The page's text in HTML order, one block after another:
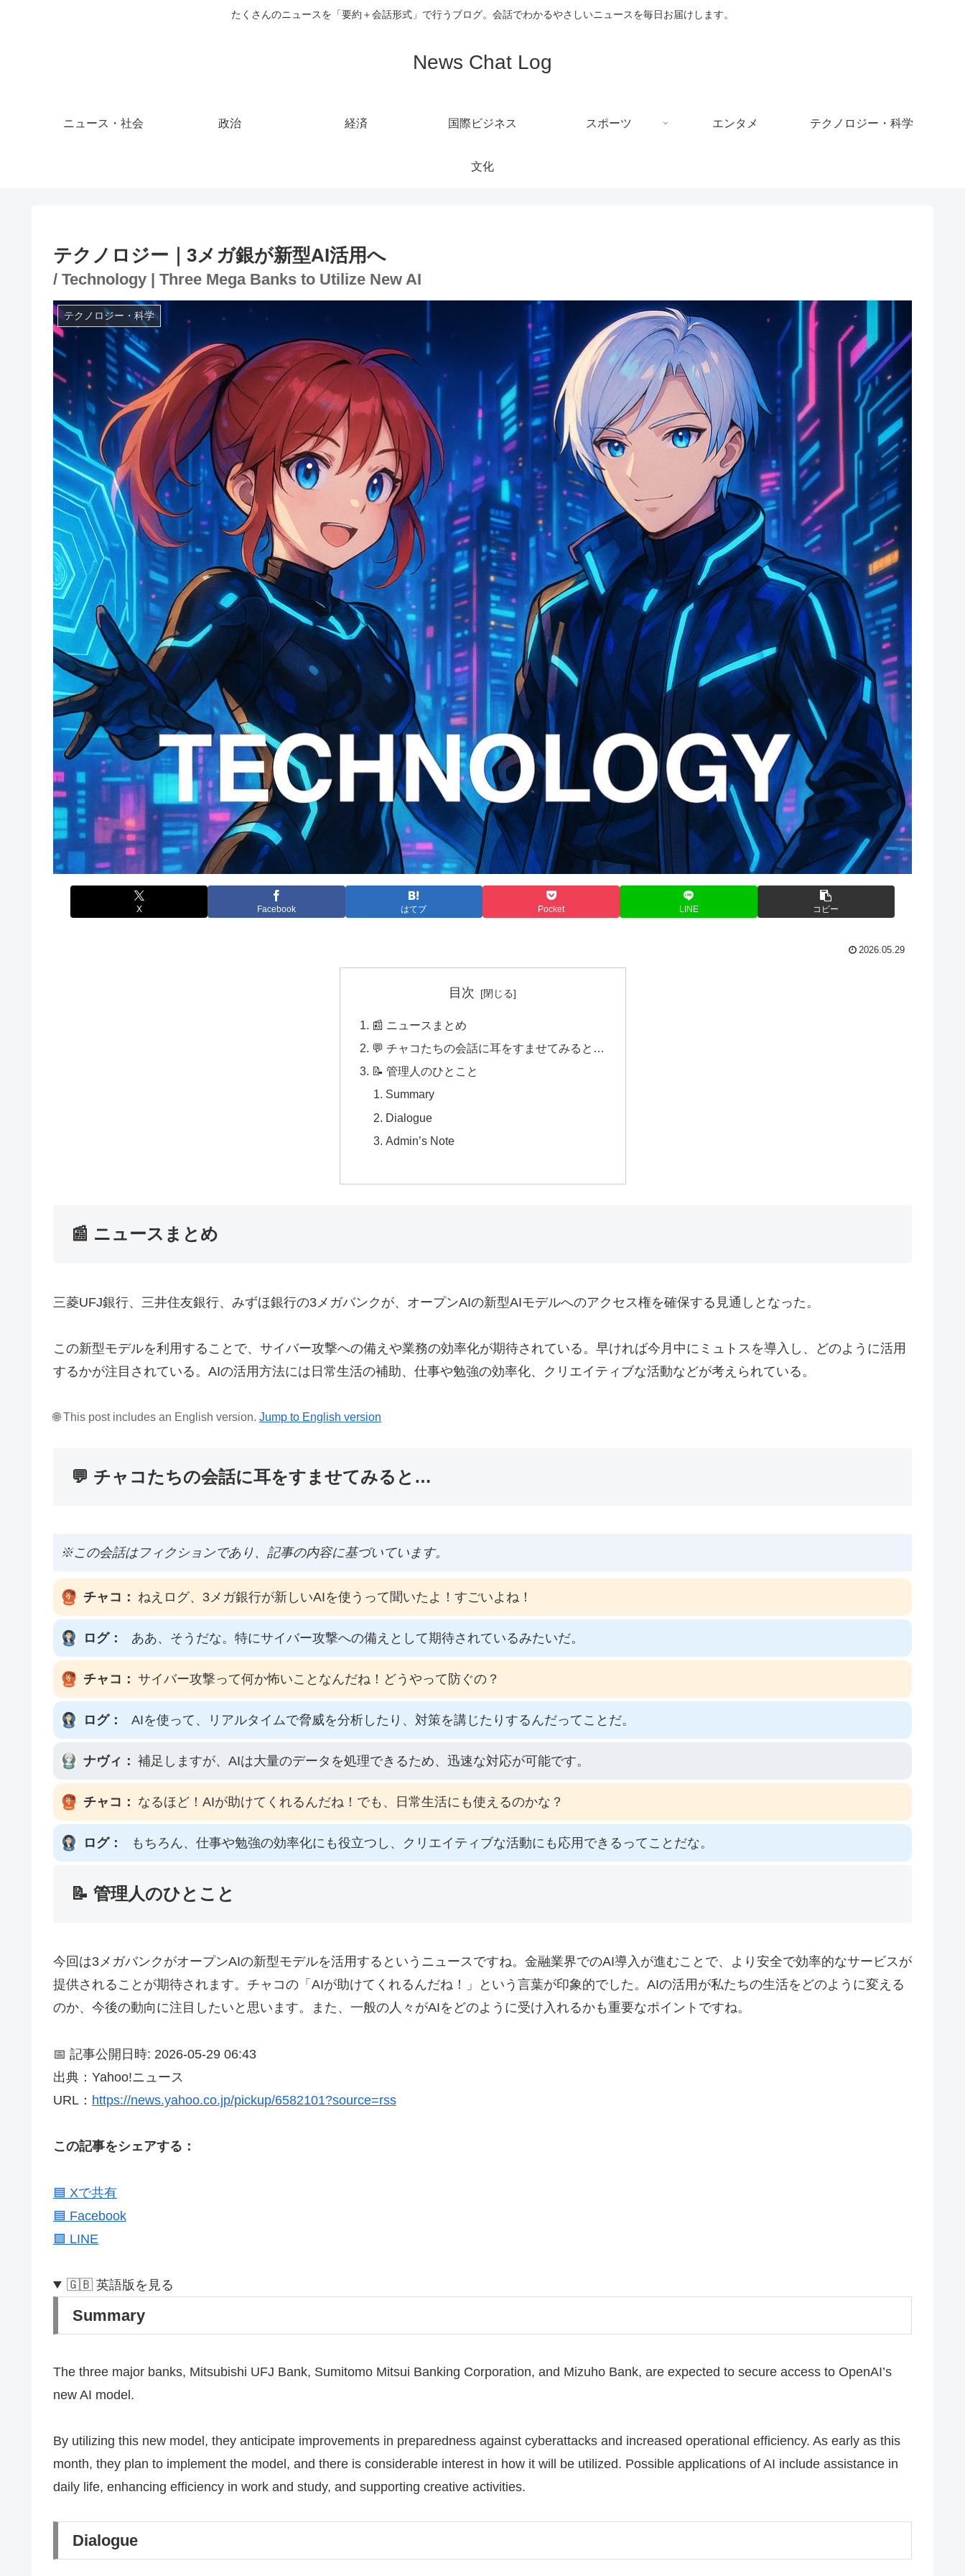
たくさんのニュースを「要約＋会話形式」で行うブログ。会話でわかるやさしいニュースを毎日お届けします。
News Chat Log
ニュース・社会 政治 経済 国際ビジネス スポーツ エンタメ テクノロジー・科学
文化
テクノロジー｜3メガ銀が新型AI活用へ
/ Technology | Three Mega Banks to Utilize New AI
テクノロジー・科学
X Facebook はてブ Pocket LINE コピー
2026.05.29
目次
📰 ニュースまとめ
💬 チャコたちの会話に耳をすませてみると…
📝 管理人のひとこと
Summary
Dialogue
Admin’s Note
📰 ニュースまとめ
三菱UFJ銀行、三井住友銀行、みずほ銀行の3メガバンクが、オープンAIの新型AIモデルへのアクセス権を確保する見通しとなった。
この新型モデルを利用することで、サイバー攻撃への備えや業務の効率化が期待されている。早ければ今月中にミュトスを導入し、どのように活用
するかが注目されている。AIの活用方法には日常生活の補助、仕事や勉強の効率化、クリエイティブな活動などが考えられている。
🌐 This post includes an English version. Jump to English version
💬 チャコたちの会話に耳をすませてみると…
※この会話はフィクションであり、記事の内容に基づいています。
チャコ： ねえログ、3メガ銀行が新しいAIを使うって聞いたよ！すごいよね！
ログ： ああ、そうだな。特にサイバー攻撃への備えとして期待されているみたいだ。
チャコ： サイバー攻撃って何か怖いことなんだね！どうやって防ぐの？
ログ： AIを使って、リアルタイムで脅威を分析したり、対策を講じたりするんだってことだ。
ナヴィ： 補足しますが、AIは大量のデータを処理できるため、迅速な対応が可能です。
チャコ： なるほど！AIが助けてくれるんだね！でも、日常生活にも使えるのかな？
ログ： もちろん、仕事や勉強の効率化にも役立つし、クリエイティブな活動にも応用できるってことだな。
📝 管理人のひとこと
今回は3メガバンクがオープンAIの新型モデルを活用するというニュースですね。金融業界でのAI導入が進むことで、より安全で効率的なサービスが
提供されることが期待されます。チャコの「AIが助けてくれるんだね！」という言葉が印象的でした。AIの活用が私たちの生活をどのように変える
のか、今後の動向に注目したいと思います。また、一般の人々がAIをどのように受け入れるかも重要なポイントですね。
📅 記事公開日時: 2026-05-29 06:43
出典：Yahoo!ニュース
URL： https://news.yahoo.co.jp/pickup/6582101?source=rss
この記事をシェアする：
🟦 Xで共有
🟦 Facebook
🟩 LINE
🇬🇧 英語版を見る
Summary
The three major banks, Mitsubishi UFJ Bank, Sumitomo Mitsui Banking Corporation, and Mizuho Bank, are expected to secure access to OpenAI’s
new AI model.
By utilizing this new model, they anticipate improvements in preparedness against cyberattacks and increased operational efficiency. As early as this
month, they plan to implement the model, and there is considerable interest in how it will be utilized. Possible applications of AI include assistance in
daily life, enhancing efficiency in work and study, and supporting creative activities.
Dialogue